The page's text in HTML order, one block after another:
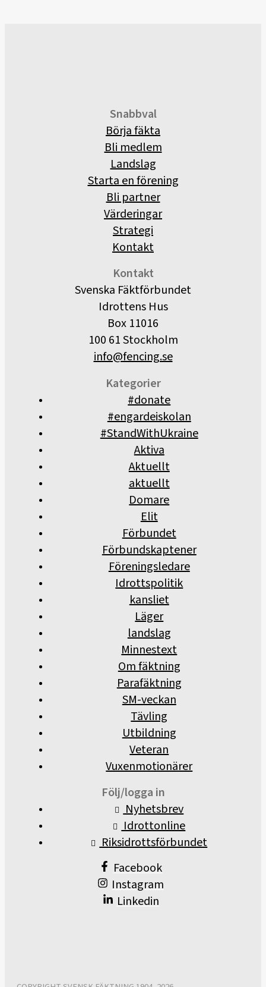
Snabbval
Börja fäkta
Bli medlem
Landslag
Starta en förening
Bli partner
Värderingar
Strategi
Kontakt
Kontakt
Svenska Fäktförbundet
Idrottens Hus
Box 11016
100 61 Stockholm
info@fencing.se
Kategorier
#donate
#engardeiskolan
#StandWithUkraine
Aktiva
Aktuellt
aktuellt
Domare
Elit
Förbundet
Förbundskaptener
Föreningsledare
Idrottspolitik
kansliet
Läger
landslag
Minnestext
Om fäktning
Parafäktning
SM-veckan
Tävling
Utbildning
Veteran
Vuxenmotionärer
Följ/logga in
Nyhetsbrev
Idrottonline
Riksidrottsförbundet
Facebook
Instagram
Linkedin